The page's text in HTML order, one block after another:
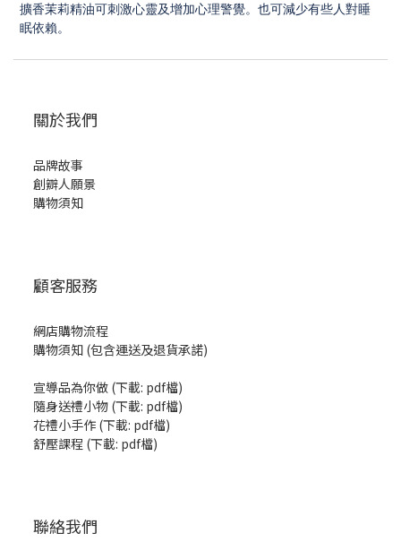
擴香茉莉精油可刺激心靈及增加心理警覺。也可減少有些人對睡
眠依賴。
關於我們
品牌故事
創辧人願景
購物須知
顧客服務
網店購物流程
購物須知 (包含運送及退貨承諾)
宣導品為你做 (下載: pdf檔)
隨身送禮小物 (下載: pdf檔)
花禮小手作 (下載: pdf檔)
舒壓課程 (下載: pdf檔)
聯絡我們